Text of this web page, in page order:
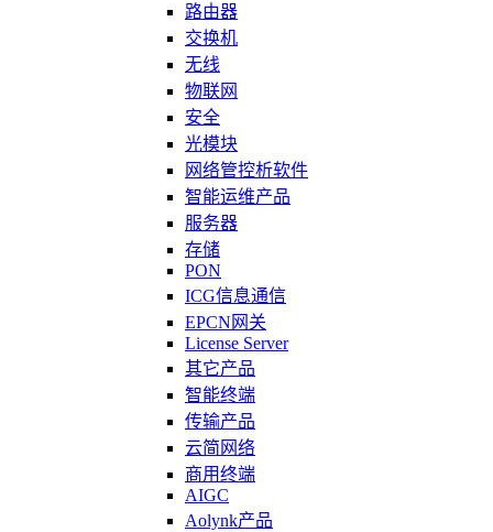
路由器
交换机
无线
物联网
安全
光模块
网络管控析软件
智能运维产品
服务器
存储
PON
ICG信息通信
EPCN网关
License Server
其它产品
智能终端
传输产品
云简网络
商用终端
AIGC
Aolynk产品